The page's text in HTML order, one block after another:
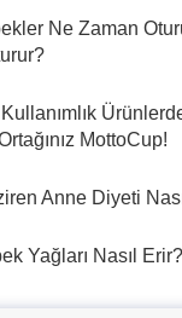
Ne Zaman
MottoCup!
Anne Diyeti
Yağları Nasıl Erir?